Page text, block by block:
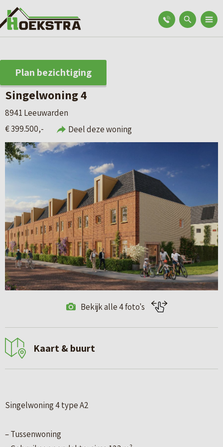
Plan bezichtiging
Singelwoning 4
8941 Leeuwarden
€ 399.500,-
Deel deze woning
Bekijk alle 4 foto's
Kaart & buurt
Singelwoning 4 type A2
– Tussenwoning